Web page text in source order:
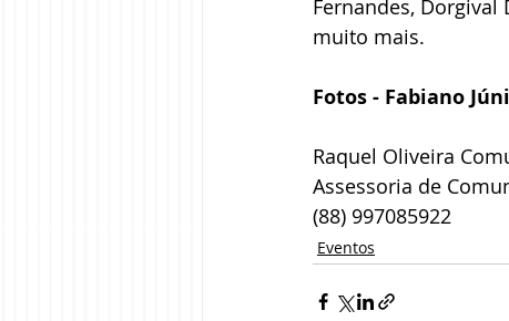
Fernandes, Dorgival
muito mais.
Fotos - Fabiano
Raquel Oliveira
Assessoria de
(88) 997085922
Eventos